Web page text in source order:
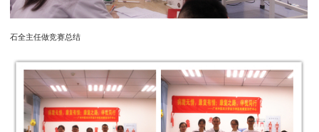
石全主任做竞赛总结